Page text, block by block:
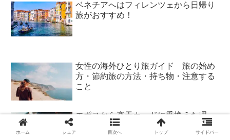
ベネチアへはフィレンツェから日帰り
旅がおすすめ！
女性の海外ひとり旅ガイド 旅の始め
方・節約旅の方法・持ち物・注意する
こと
エポスから楽天カードに乗換えた理
由 断然お得で海外でも強い
ホーム シェア 目次へ トップ サイドバー